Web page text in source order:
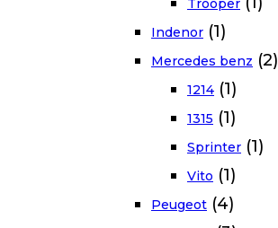
Indenor (1)
Mercedes benz (2)
1214 (1)
1315 (1)
Sprinter (1)
Vito (1)
Peugeot (4)